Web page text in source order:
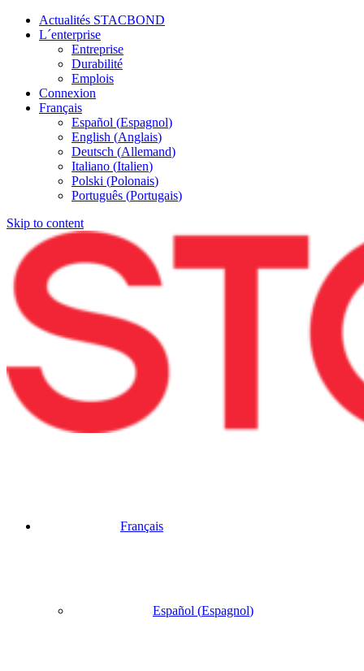
Actualités STACBOND
L´enterprise
Entreprise
Durabilité
Emplois
Connexion
Français
Español (Espagnol)
English (Anglais)
Deutsch (Allemand)
Italiano (Italien)
Polski (Polonais)
Português (Portugais)
Skip to content
Français
Español (Espagnol)